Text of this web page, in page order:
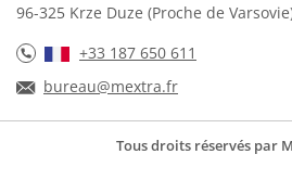
96-325 Krze Duze (Proche de
+33 187 650 611
bureau@mextra.fr
Tous droits réservés par